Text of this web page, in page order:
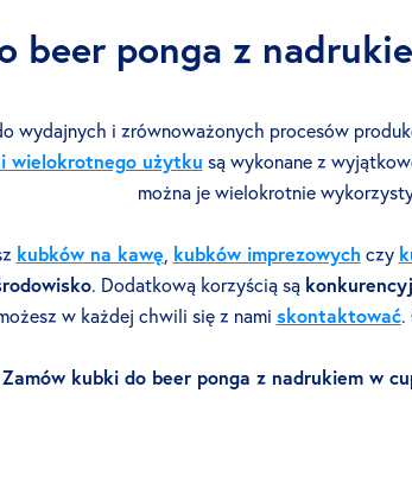
beer ponga z
wydajnych i zrównoważonych procesów
wielokrotnego użytku są wykonane z
można je wielokrotnie
kubków na kawę, kubków imprezowych czy
. Dodatkową korzyścią są
w każdej chwili się z nami skontaktować.
Zamów kubki do beer ponga z nadrukiem w